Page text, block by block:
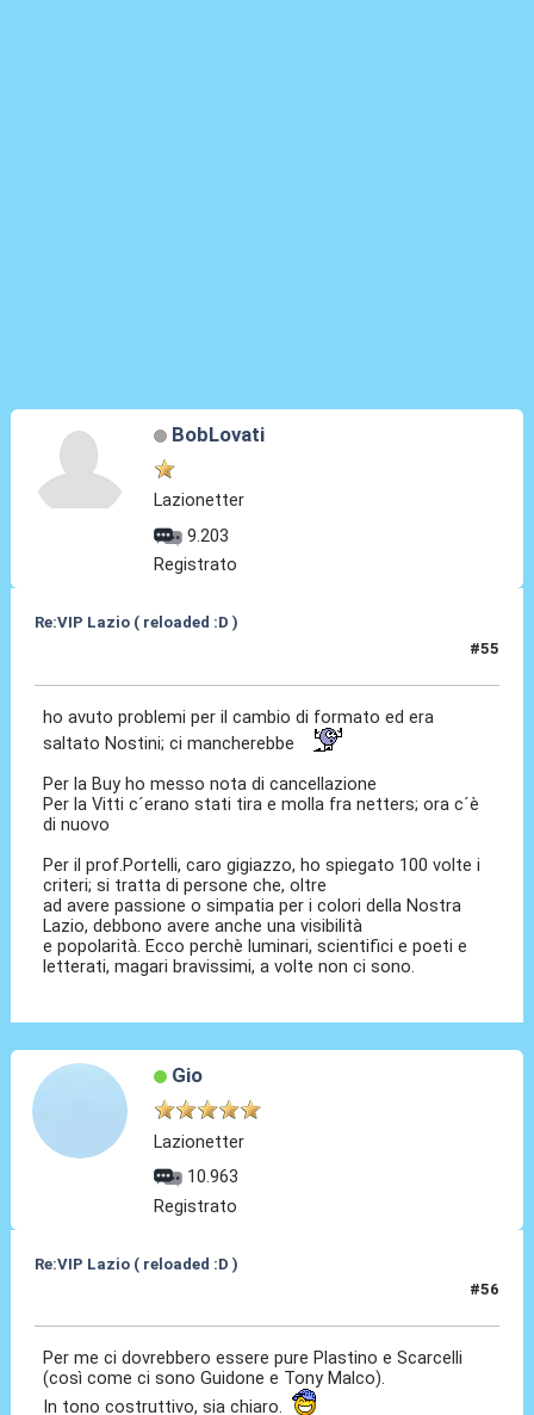
BobLovati
Lazionetter
9.203
Registrato
Re:VIP Lazio ( reloaded :D )
#55
ho avuto problemi per il cambio di formato ed era
saltato Nostini; ci mancherebbe
Per la Buy ho messo nota di cancellazione
Per la Vitti c´erano stati tira e molla fra netters; ora c´è
di nuovo
Per il prof.Portelli, caro gigiazzo, ho spiegato 100 volte i
criteri; si tratta di persone che, oltre
ad avere passione o simpatia per i colori della Nostra
Lazio, debbono avere anche una visibilità
e popolarità. Ecco perchè luminari, scientifici e poeti e
letterati, magari bravissimi, a volte non ci sono.
Gio
Lazionetter
10.963
Registrato
Re:VIP Lazio ( reloaded :D )
#56
Per me ci dovrebbero essere pure Plastino e Scarcelli
(così come ci sono Guidone e Tony Malco).
In tono costruttivo, sia chiaro.